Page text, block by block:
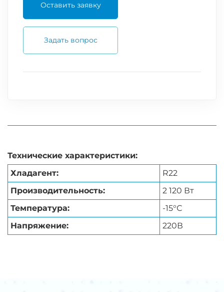
Оставить заявку
Задать вопрос
Технические характеристики:
Хладагент:
R22
Производительность:
2 120 Вт
Температура:
-15°С
Напряжение:
220В